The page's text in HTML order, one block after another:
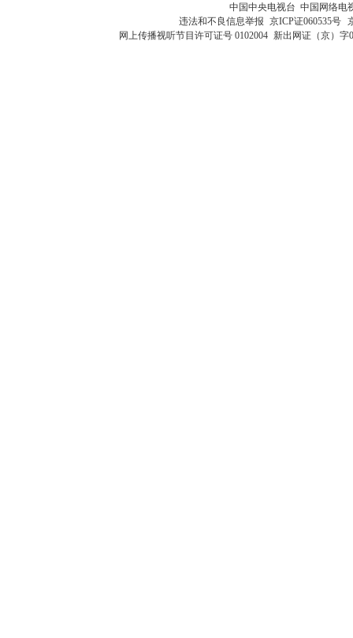
中国中央电视台 中国网络电
违法和不良信息举报 京ICP证060535号
网上传播视听节目许可证号 0102004 新出网证（京）